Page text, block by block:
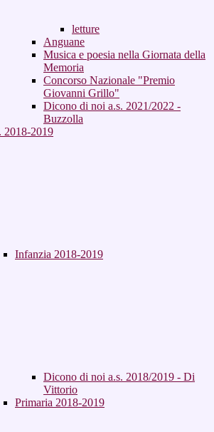
letture
Anguane
Musica e poesia nella Giornata della
Memoria
Concorso Nazionale "Premio
Giovanni Grillo"
Dicono di noi a.s. 2021/2022 -
Buzzolla
2018-2019
Infanzia 2018-2019
Dicono di noi a.s. 2018/2019 - Di
Vittorio
Primaria 2018-2019